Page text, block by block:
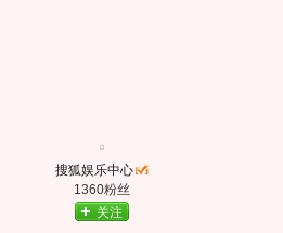
搜狐娱乐中心
1360粉丝
关注